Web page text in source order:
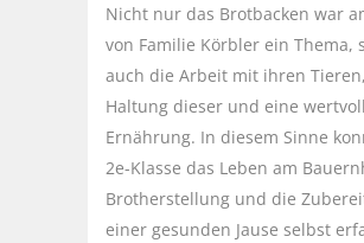
Nicht nur das Brotbacken war
von Familie Körbler ein Thema,
auch die Arbeit mit ihren
Haltung dieser und eine
Ernährung. In diesem Sinne
2e-Klasse das Leben am
Brotherstellung und die
einer gesunden Jause selbst